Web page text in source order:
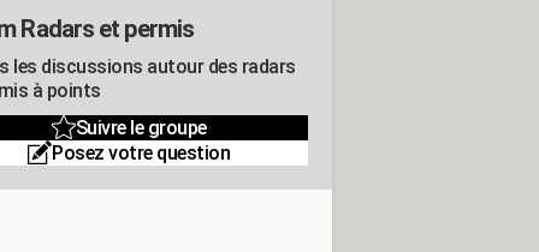
Radars et permis
les discussions autour des radars
à points
Suivre le groupe
Posez votre question